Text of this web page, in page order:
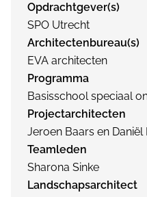
Opdrachtgever(s)
SPO Utrecht
Architectenbureau(s)
EVA architecten
Programma
Basisschool speciaal
Projectarchitecten
Jeroen Baars en Daniël
Teamleden
Sharona Sinke
Landschapsarchitect